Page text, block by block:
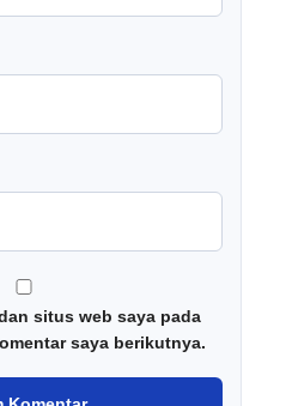
situs web saya pada
saya berikutnya.